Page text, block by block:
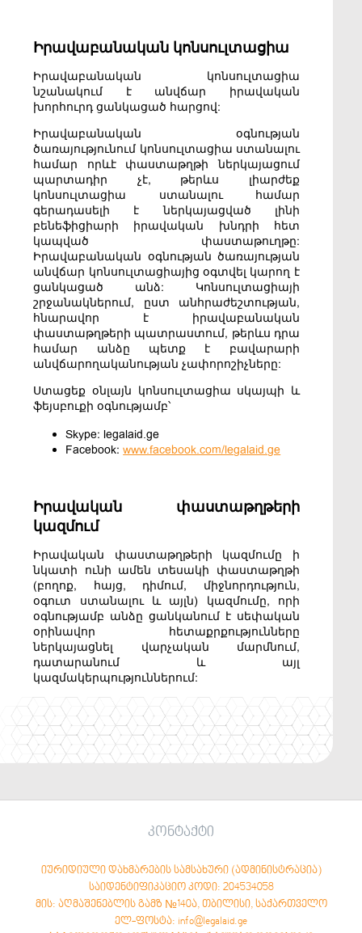
Իրավաբանական կոնսուլտացիա
Իրավաբանական կոնսուլտացիա
նշանակում է անվճար իրավական
խորհուրդ ցանկացած հարցով:
Իրավաբանական օգնության
ծառայությունում կոնսուլտացիա ստանալու
համար որևէ փաստաթղթի ներկայացում
պարտադիր չէ, թերևս լիարժեք
կոնսուլտացիա ստանալու համար
գերադասելի է ներկայացված լինի
բենեֆիցիարի իրավական խնդրի հետ
կապված փաստաթուղթը:
Իրավաբանական օգնության ծառայության
անվճար կոնսուլտացիայից օգտվել կարող է
ցանկացած անձ: Կոնսուլտացիայի
շրջանակներում, ըստ անհրաժեշտության,
հնարավոր է իրավաբանական
փաստաթղթերի պատրաստում, թերևս դրա
համար անձը պետք է բավարարի
անվճարողականության չափորոշիչները:
Ստացեք օնլայն կոնսուլտացիա սկայպի և
ֆեյսբուքի օգնությամբ՝
Skype: legalaid.ge
Facebook:www.facebook.com/legalaid.ge
Իրավական փաստաթղթերի
կազմում
Իրավական փաստաթղթերի կազմումը ի
նկատի ունի ամեն տեսակի փաստաթղթի
(բողոք, հայց, դիմում, միջնորդություն,
օգուտ ստանալու և այլն) կազմումը, որի
օգնությամբ անձը ցանկանում է սեփական
օրինավոր հետաքրքությունները
ներկայացնել վարչական մարմնում,
դատարանում և այլ
կազմակերպություններում:
კონტაქტი
იურიდიული დახმარების სამსახური (ადმინისტრაცია)
საიდენტიფიკაციო კოდი: 204534058
მის: აღმაშენებლის გამზ №140ა, თბილისი, საქართველო
ელ-ფოსტა: info@legalaid.ge